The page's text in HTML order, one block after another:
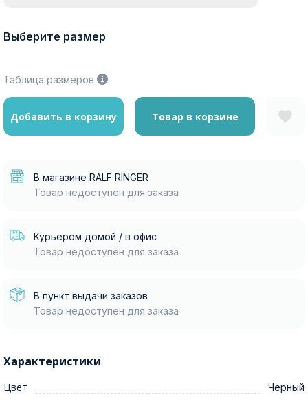
Выберите размер
Таблица размеров
Добавить в корзину Товар в корзине
В магазине RALF RINGER
Товар недоступен для заказа
Курьером домой / в офис
Товар недоступен для заказа
В пункт выдачи заказов
Товар недоступен для заказа
Характеристики
Цвет Черный